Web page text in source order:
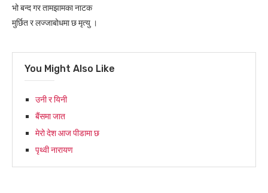
भो बन्द गर तामझामका नाटक
मुर्छित र लज्जाबोधमा छ मृत्यु ।
You Might Also Like
उनी र यिनी
बैंसमा जात
मेरो देश आज पीडामा छ
पृथ्वी नारायण